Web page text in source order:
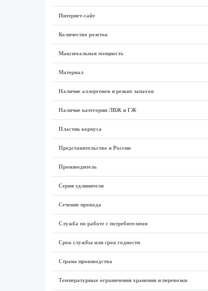
Интернет-сайт
Количество розеток
Максимальная мощность
Материал
Наличие аллергенов и резких запахов
Наличие категории ЛВЖ и ГЖ
Пластик корпуса
Представительство в России
Производитель
Серия удлинителя
Сечение провода
Служба по работе с потребителями
Срок службы или срок годности
Страна производства
Температурные ограничения хранения и перевозки